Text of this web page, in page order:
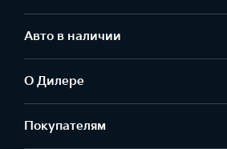
Авто в наличии
О Дилере
Покупателям